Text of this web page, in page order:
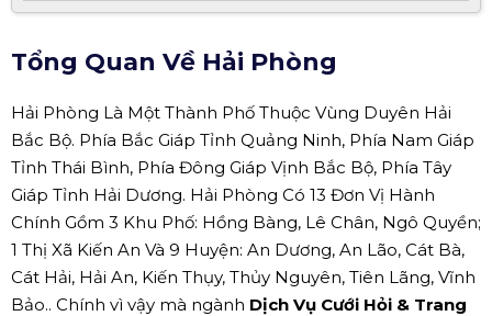
Tổng Quan Về Hải Phòng
Hải Phòng Là Một Thành Phố Thuộc Vùng Duyên Hải
Bắc Bộ. Phía Bắc Giáp Tỉnh Quảng Ninh, Phía Nam Giáp
Tỉnh Thái Bình, Phía Đông Giáp Vịnh Bắc Bộ, Phía Tây
Giáp Tỉnh Hải Dương. Hải Phòng Có 13 Đơn Vị Hành
Chính Gồm 3 Khu Phố: Hồng Bàng, Lê Chân, Ngô Quyền;
1 Thị Xã Kiến An Và 9 Huyện: An Dương, An Lão, Cát Bà,
Cát Hải, Hải An, Kiến Thụy, Thủy Nguyên, Tiên Lãng, Vĩnh
Bảo.. Chính vì vậy mà ngành Dịch Vụ Cưới Hỏi & Trang